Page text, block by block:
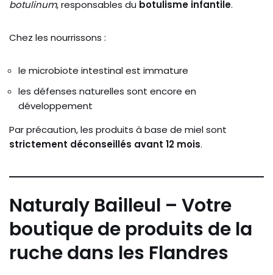
botulinum, responsables du botulisme infantile.
Chez les nourrissons :
le microbiote intestinal est immature
les défenses naturelles sont encore en
développement
Par précaution, les produits à base de miel sont
strictement déconseillés avant 12 mois.
Naturaly Bailleul – Votre
boutique de produits de la
ruche dans les Flandres